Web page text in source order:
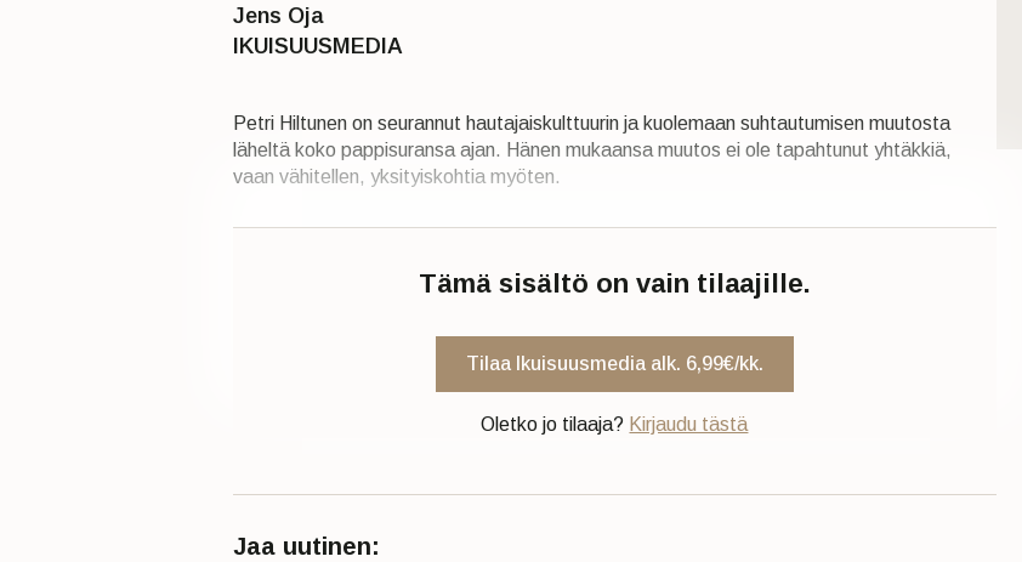
Jens Oja
IKUISUUSMEDIA
Petri Hiltunen on seurannut hautajaiskulttuurin ja kuolemaan suhtautumisen muutosta
läheltä koko pappisuransa ajan. Hänen mukaansa muutos ei ole tapahtunut yhtäkkiä,
vaan vähitellen, yksityiskohtia myöten.
Tämä sisältö on vain tilaajille.
Tilaa Ikuisuusmedia alk. 6,99€/kk.
Oletko jo tilaaja? Kirjaudu tästä
Jaa uutinen: